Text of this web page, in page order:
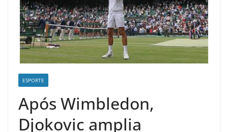
ESPORTE
Após Wimbledon,
Djokovic amplia